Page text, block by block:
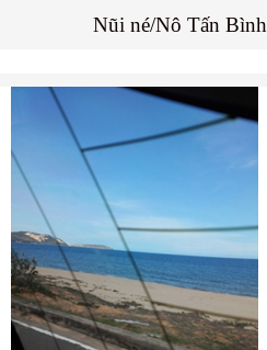
Nũi né/Nô Tấn Bình